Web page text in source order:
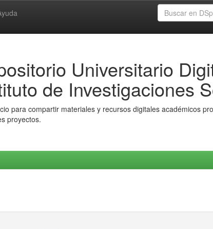
Universitario
de Investigaciones
para compartir materiales y recursos digitales académicos
proyectos.